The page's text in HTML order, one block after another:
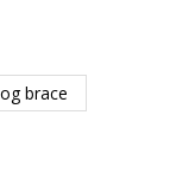
brace